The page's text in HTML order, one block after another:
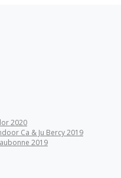
2020
Ca & Ju Bercy 2019
2019